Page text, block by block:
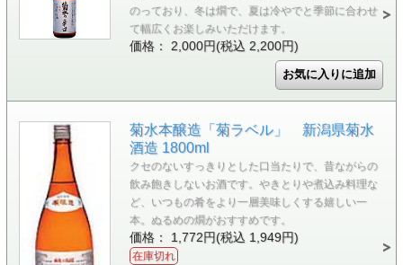
のっており、冬は燗で、夏は冷やでと季節に合わせ
て幅広くお楽しみいただけます。
価格： 2,000円(税込 2,200円)
菊水本醸造「菊ラベル」 新潟県菊水
酒造 1800ml
クセのないすっきりとした口当たりで、昔ながらの
飲み飽きしないお酒です。やきとりや煮込み料理な
ど、いつもの肴をより一層美味しくする嬉しい一
本。ぬるめの燗がおすすめです。
価格： 1,772円(税込 1,949円)
在庫切れ